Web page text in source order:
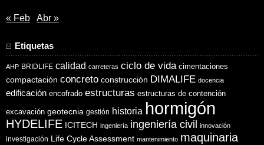
« Feb Abr »
Etiquetas
AHP BRIDLIFE calidad carreteras ciclo de vida cimentaciones
compactación concreto construcción DIMALIFE docencia
edificación encofrado estructuras estructuras de contención
excavación geotecnia gestión historia hormigón
HYDELIFE ICITECH ingeniería ingeniería civil innovación
investigación Life Cycle Assessment mantenimiento maquinaria